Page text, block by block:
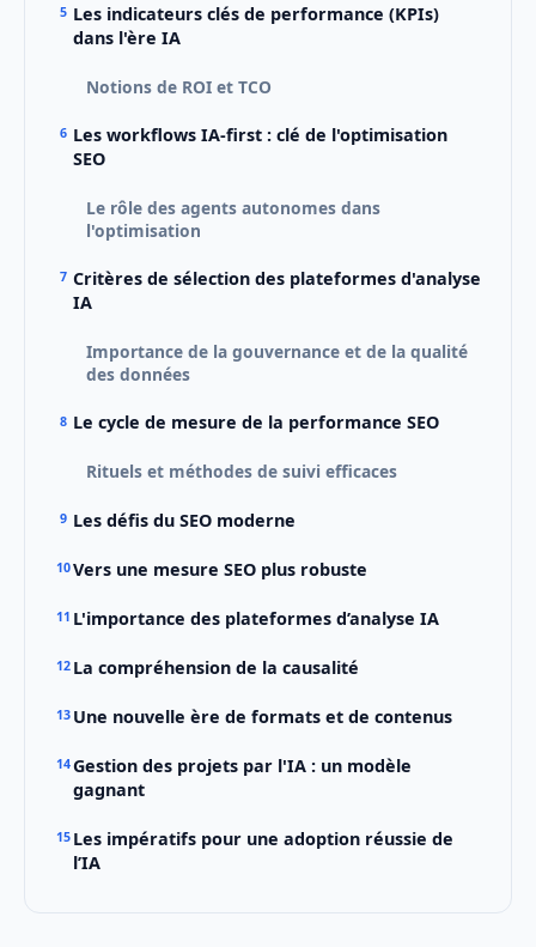
Les indicateurs clés de performance (KPIs)
dans l'ère IA
Notions de ROI et TCO
Les workflows IA-first : clé de l'optimisation
SEO
Le rôle des agents autonomes dans
l'optimisation
Critères de sélection des plateformes d'analyse
IA
Importance de la gouvernance et de la qualité
des données
Le cycle de mesure de la performance SEO
Rituels et méthodes de suivi efficaces
Les défis du SEO moderne
Vers une mesure SEO plus robuste
L'importance des plateformes d’analyse IA
La compréhension de la causalité
Une nouvelle ère de formats et de contenus
Gestion des projets par l'IA : un modèle
gagnant
Les impératifs pour une adoption réussie de
l’IA